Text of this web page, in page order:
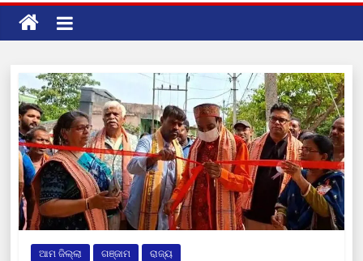
ଆମ ଜିଲ୍ଲା ଗଞ୍ଜାମ ରାଜ୍ୟ